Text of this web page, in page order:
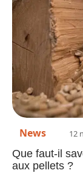
News 12
Que faut-il
aux pellets ?